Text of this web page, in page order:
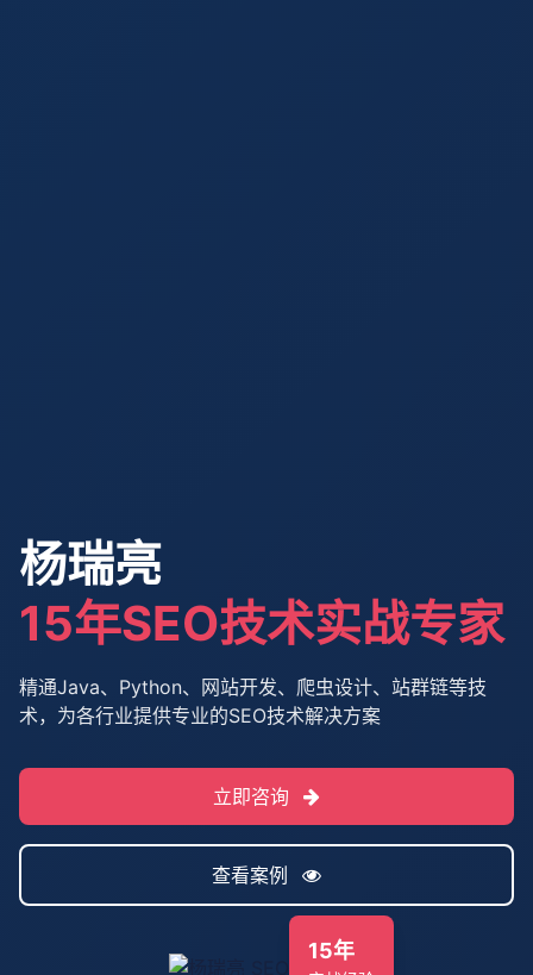
杨瑞亮
15年SEO技术实战专家
精通Java、Python、网站开发、爬虫设计、站群链等技
术，为各行业提供专业的SEO技术解决方案
立即咨询
查看案例
15年